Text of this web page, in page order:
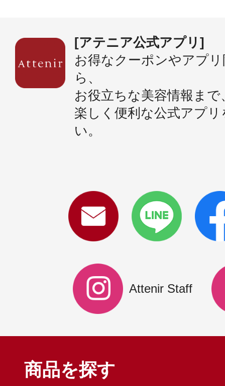
[アテニア公式アプリ]
お得なクーポンやアプ
ら、
お役立ちな美容情報まで
楽しく便利な公式アプ
い。
Attenir Staff
商品を探す